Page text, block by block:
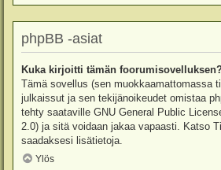
phpBB -asiat
Kuka kirjoitti tämän
Tämä sovellus (sen muokkaamattomassa
julkaissut ja sen tekijänoikeudet omistaa
tehty saataville GNU General Public
2.0) ja sitä voidaan jakaa vapaasti. Katso
saadaksesi lisätietoja.
Ylös